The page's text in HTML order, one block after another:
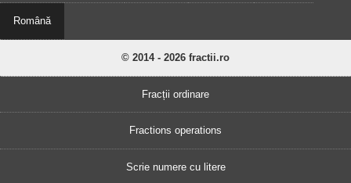
Română
© 2014 - 2026 fractii.ro
Fracții ordinare
Fractions operations
Scrie numere cu litere